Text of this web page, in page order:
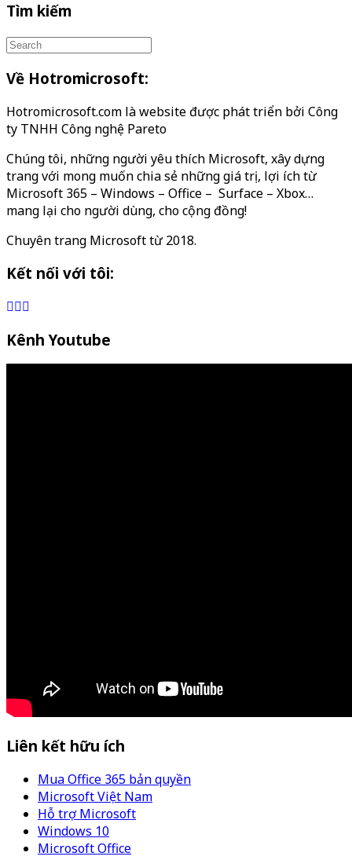
Tìm kiếm
Về Hotromicrosoft:
Hotromicrosoft.com là website được phát triển bởi Công
ty TNHH Công nghệ Pareto
Chúng tôi, những người yêu thích Microsoft, xây dựng
trang với mong muốn chia sẻ những giá trị, lợi ích từ
Microsoft 365 – Windows – Office – Surface – Xbox…
mang lại cho người dùng, cho cộng đồng!
Chuyên trang Microsoft từ 2018.
Kết nối với tôi:
Kênh Youtube
Liên kết hữu ích
Mua Office 365 bản quyền
Microsoft Việt Nam
Hỗ trợ Microsoft
Windows 10
Microsoft Office